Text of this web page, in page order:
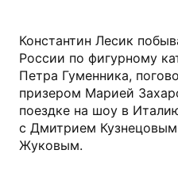
Константин Лесик
России по фигурному
Петра Гуменника,
призером Марией
поездке на шоу в
с Дмитрием
Жуковым.